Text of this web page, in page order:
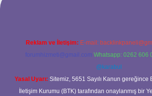
Reklam ve İletişim: E-mail:
forumhizmeti@gmail.com Whatsapp: 0262 606
@karabul
Yasal Uyarı: Sitemiz, 5651 Sayılı Kanun gereğince
İletişim Kurumu (BTK) tarafından onaylanmış bir